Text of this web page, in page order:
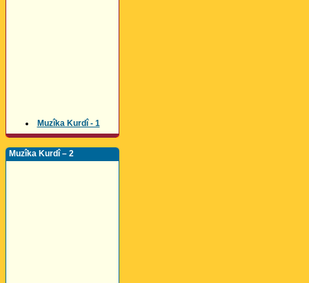
Muzîka Kurdî - 1
Muzîka Kurdî – 2